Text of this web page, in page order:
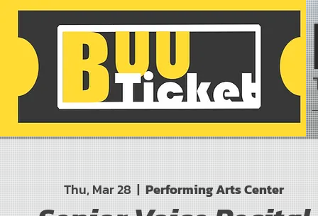
Thu, Mar 28
  |
Performing Arts Center